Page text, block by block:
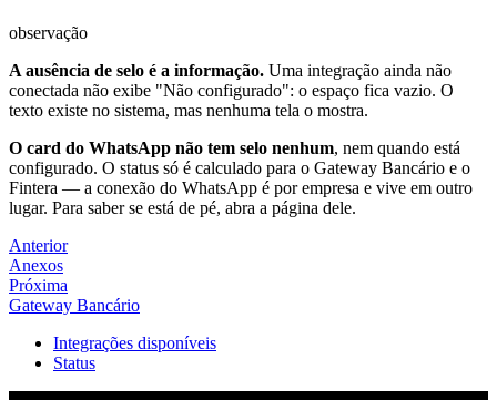
observação
A ausência de selo é a informação. Uma integração ainda não
conectada não exibe "Não configurado": o espaço fica vazio. O
texto existe no sistema, mas nenhuma tela o mostra.
O card do WhatsApp não tem selo nenhum, nem quando está
configurado. O status só é calculado para o Gateway Bancário e o
Fintera — a conexão do WhatsApp é por empresa e vive em outro
lugar. Para saber se está de pé, abra a página dele.
Anterior
Anexos
Próxima
Gateway Bancário
Integrações disponíveis
Status